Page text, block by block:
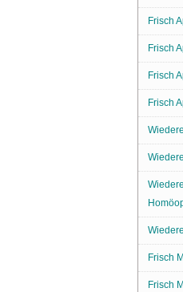
Frisch
Frisch
Frisch
Frisch
Frisch
Frisch